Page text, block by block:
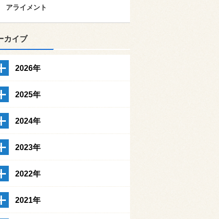
アライメント
カイブ
2026年
2025年
2024年
2023年
2022年
2021年